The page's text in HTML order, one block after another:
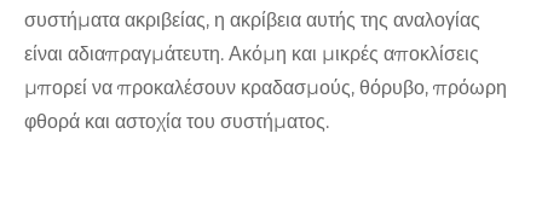
συστήματα ακριβείας, η ακρίβεια αυτής της αναλογίας
είναι αδιαπραγμάτευτη. Ακόμη και μικρές αποκλίσεις
μπορεί να προκαλέσουν κραδασμούς, θόρυβο, πρόωρη
φθορά και αστοχία του συστήματος.